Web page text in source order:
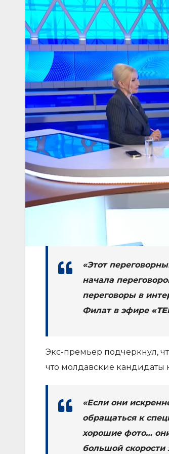
«Этот
начала
переговоры в
Филат в эфире
Экс-премьер подчеркнул,
что молдавские кандидаты
«Если они
обращаться к
хорошие фото…
большой скорости